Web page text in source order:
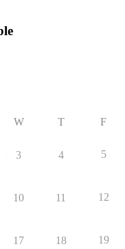
W T F
3 4 5
10 11 12
17 18 19